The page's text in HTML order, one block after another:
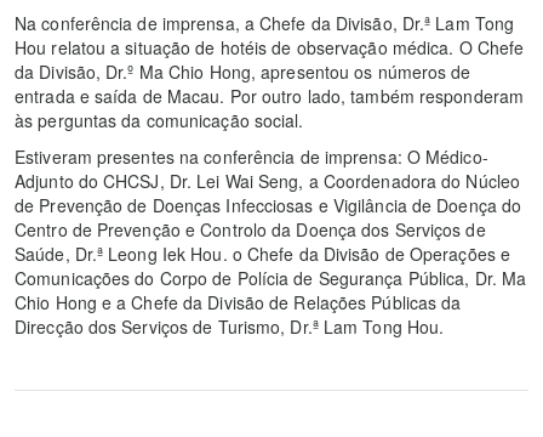
Na conferência de imprensa, a Chefe da Divisão, Dr.ª Lam Tong
Hou relatou a situação de hotéis de observação médica. O Chefe
da Divisão, Dr.º Ma Chio Hong, apresentou os números de
entrada e saída de Macau. Por outro lado, também responderam
às perguntas da comunicação social.
Estiveram presentes na conferência de imprensa: O Médico-
Adjunto do CHCSJ, Dr. Lei Wai Seng, a Coordenadora do Núcleo
de Prevenção de Doenças Infecciosas e Vigilância de Doença do
Centro de Prevenção e Controlo da Doença dos Serviços de
Saúde, Dr.ª Leong Iek Hou. o Chefe da Divisão de Operações e
Comunicações do Corpo de Polícia de Segurança Pública, Dr. Ma
Chio Hong e a Chefe da Divisão de Relações Públicas da
Direcção dos Serviços de Turismo, Dr.ª Lam Tong Hou.